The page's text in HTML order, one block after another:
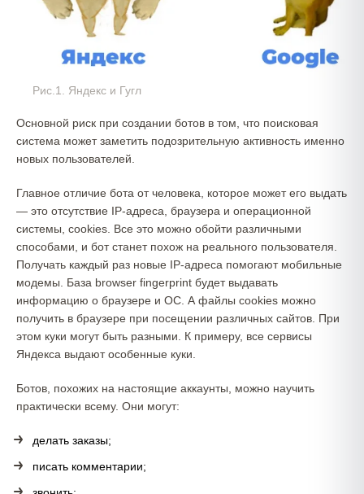
Рис.1. Яндекс и Гугл
Основной риск при создании ботов в том, что поисковая
система может заметить подозрительную активность именно
новых пользователей.
Главное отличие бота от человека, которое может его выдать
— это отсутствие IP-адреса, браузера и операционной
системы, cookies. Все это можно обойти различными
способами, и бот станет похож на реального пользователя.
Получать каждый раз новые IP-адреса помогают мобильные
модемы. База browser fingerprint будет выдавать
информацию о браузере и ОС. А файлы cookies можно
получить в браузере при посещении различных сайтов. При
этом куки могут быть разными. К примеру, все сервисы
Яндекса выдают особенные куки.
Ботов, похожих на настоящие аккаунты, можно научить
практически всему. Они могут:
делать заказы;
писать комментарии;